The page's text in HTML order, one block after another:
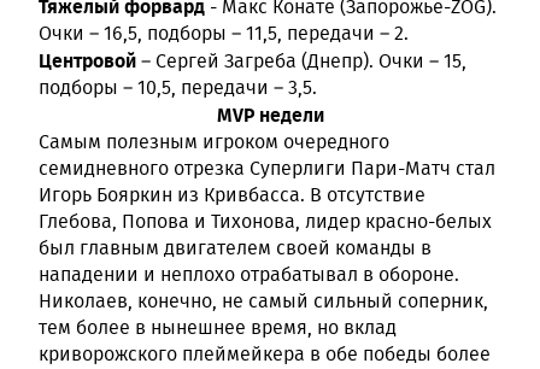
- Макс Конате (Запорожье-ZOG).
Очки – 16,5, подборы – 11,5, передачи – 2.
Центровой– Сергей Загреба (Днепр). Очки – 15,
подборы – 10,5, передачи – 3,5.
MVP недели
Самым полезным игроком очередного
семидневного отрезка Суперлиги Пари-Матч стал
Игорь Бояркин из Кривбасса. В отсутствие
Глебова, Попова и Тихонова, лидер красно-белых
был главным двигателем своей команды в
нападении и неплохо отрабатывал в обороне.
Николаев, конечно, не самый сильный соперник,
тем более в нынешнее время, но вклад
криворожского плеймейкера в обе победы более